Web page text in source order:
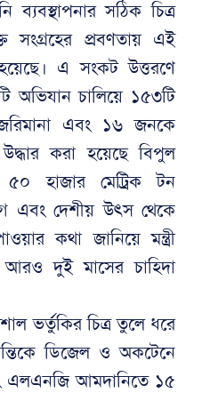
ব্যবস্থাপনার সঠিক চিত্র
সংগ্রহের প্রবণতায় এই
এ সংকট উত্তরণে
অভিযান চালিয়ে ১৫৩টি
এবং ১৬ জনকে
করা হয়েছে বিপুল
৫০ হাজার মেট্রিক টন
এবং দেশীয় উৎস থেকে
কথা জানিয়ে মন্ত্রী
দুই মাসের চাহিদা
ভর্তুকির চিত্র তুলে ধরে
ডিজেল ও অকটেনে
এলএনজি আমদানিতে ১৫